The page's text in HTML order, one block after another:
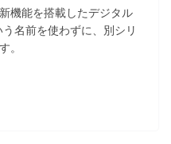
機能を搭載したデジタル
名前を使わずに、別シリ
。